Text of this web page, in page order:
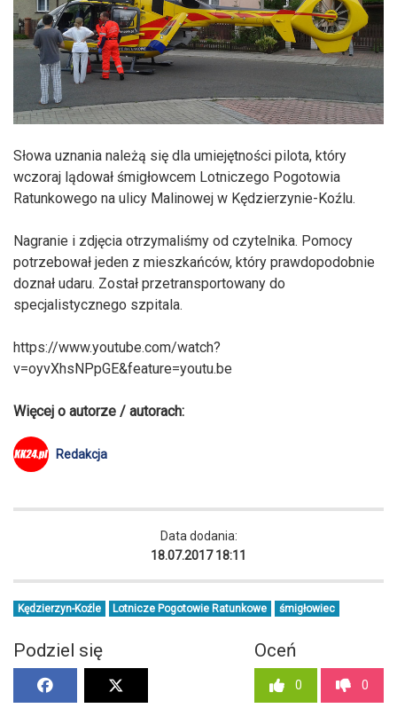
Słowa uznania należą się dla umiejętności pilota, który
wczoraj lądował śmigłowcem Lotniczego Pogotowia
Ratunkowego na ulicy Malinowej w Kędzierzynie-Koźlu.
Nagranie i zdjęcia otrzymaliśmy od czytelnika. Pomocy
potrzebował jeden z mieszkańców, który prawdopodobnie
doznał udaru. Został przetransportowany do
specjalistycznego szpitala.
https://www.youtube.com/watch?
v=oyvXhsNPpGE&feature=youtu.be
Więcej o autorze / autorach:
Redakcja
Data dodania:
18.07.2017 18:11
Kędzierzyn-Koźle Lotnicze Pogotowie Ratunkowe śmigłowiec
Podziel się Oceń
0 0